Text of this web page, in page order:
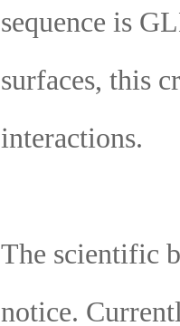
sequence is
surfaces, this
interactions.
The scientific
notice.